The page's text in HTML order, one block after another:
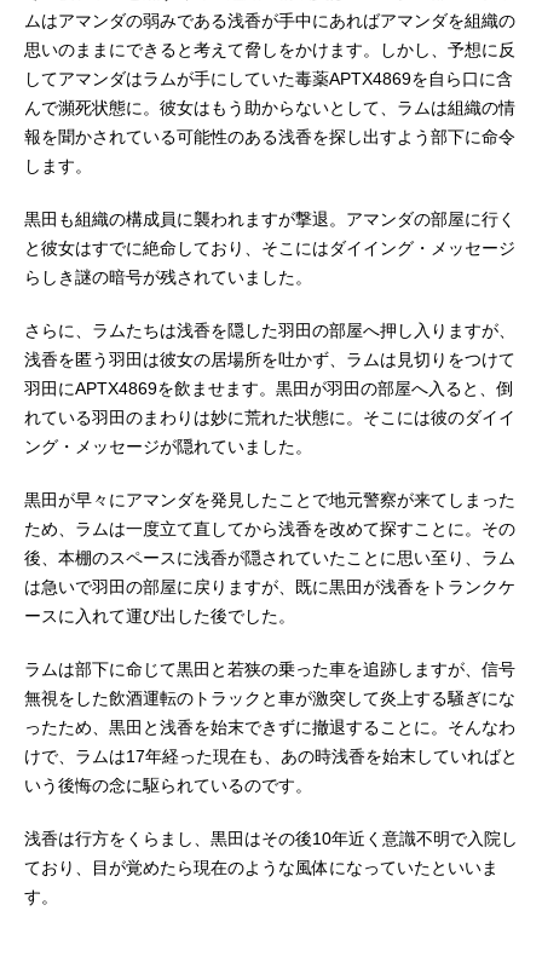
ムはアマンダの弱みである浅香が手中にあればアマンダを組織の
思いのままにできると考えて脅しをかけます。しかし、予想に反
してアマンダはラムが手にしていた毒薬APTX4869を自ら口に含
んで瀕死状態に。彼女はもう助からないとして、ラムは組織の情
報を聞かされている可能性のある浅香を探し出すよう部下に命令
します。
黒田も組織の構成員に襲われますが撃退。アマンダの部屋に行く
と彼女はすでに絶命しており、そこにはダイイング・メッセージ
らしき謎の暗号が残されていました。
さらに、ラムたちは浅香を隠した羽田の部屋へ押し入りますが、
浅香を匿う羽田は彼女の居場所を吐かず、ラムは見切りをつけて
羽田にAPTX4869を飲ませます。黒田が羽田の部屋へ入ると、倒
れている羽田のまわりは妙に荒れた状態に。そこには彼のダイイ
ング・メッセージが隠れていました。
黒田が早々にアマンダを発見したことで地元警察が来てしまった
ため、ラムは一度立て直してから浅香を改めて探すことに。その
後、本棚のスペースに浅香が隠されていたことに思い至り、ラム
は急いで羽田の部屋に戻りますが、既に黒田が浅香をトランクケ
ースに入れて運び出した後でした。
ラムは部下に命じて黒田と若狭の乗った車を追跡しますが、信号
無視をした飲酒運転のトラックと車が激突して炎上する騒ぎにな
ったため、黒田と浅香を始末できずに撤退することに。そんなわ
けで、ラムは17年経った現在も、あの時浅香を始末していればと
いう後悔の念に駆られているのです。
浅香は行方をくらまし、黒田はその後10年近く意識不明で入院し
ており、目が覚めたら現在のような風体になっていたといいま
す。